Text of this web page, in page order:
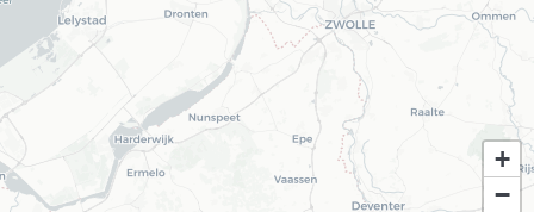
+
−